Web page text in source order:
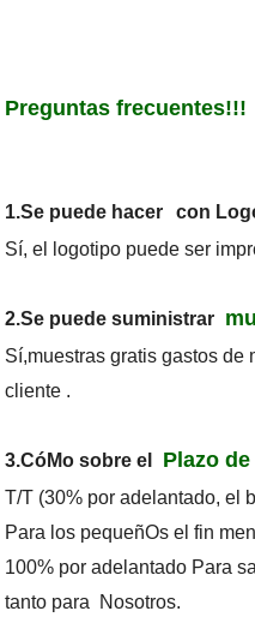
Preguntas frecuentes!!!
1.Se puede hacer
con
Sí, el logotipo puede ser
2.Se puede suministrar
Sí,muestras gratis gastos de
cliente .
3.CóMo sobre el Plazo
T/T (30% por adelantado, el
Para los pequeñOs el fin
100% por adelantado Para
tanto para Nosotros.